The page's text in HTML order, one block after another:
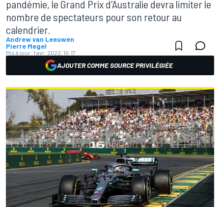
pandémie, le Grand Prix d'Australie devra limiter le
nombre de spectateurs pour son retour au
calendrier.
Andrew van Leeuwen
Pierre Megel
Mis à jour: 1 avr. 2022, 10:17
AJOUTER COMME SOURCE PRIVILÉGIÉE